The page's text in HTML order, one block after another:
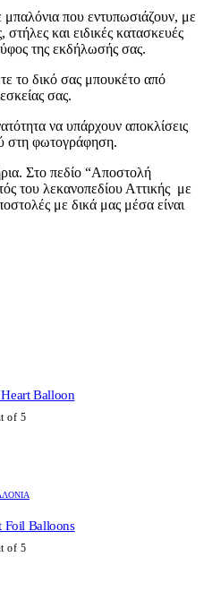
που εντυπωσιάζουν, με
στήλες και ειδικές κατασκευές
της εκδήλωσής σας.
το δικό σας μπουκέτο από
σας.
να υπάρχουν αποκλίσεις
στη φωτογράφηση.
Στο πεδίο “Αποστολή
του λεκανοπεδίου Αττικής με
με δικά μας μέσα είναι
Balloon
of 5
Foil Balloons
of 5